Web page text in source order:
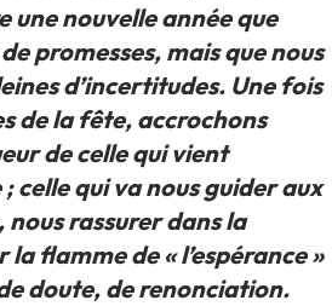
une nouvelle année que
promesses, mais que nous
d’incertitudes. Une fois
de la fête, accrochons
de celle qui vient
celle qui va nous guider aux
nous rassurer dans la
flamme de « l’espérance »
doute, de renonciation.